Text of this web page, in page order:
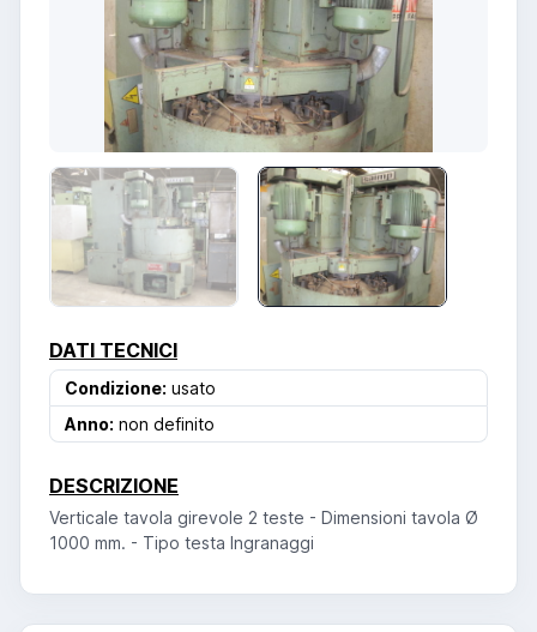
DATI TECNICI
Condizione: usato
Anno: non definito
DESCRIZIONE
Verticale tavola girevole 2 teste - Dimensioni tavola Ø
1000 mm. - Tipo testa Ingranaggi